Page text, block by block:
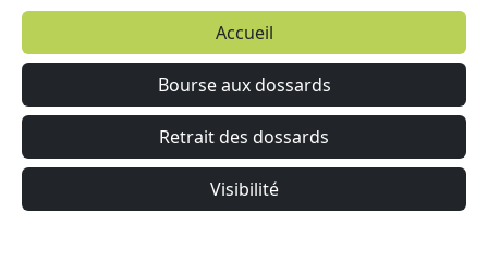
Accueil
Bourse aux dossards
Retrait des dossards
Visibilité